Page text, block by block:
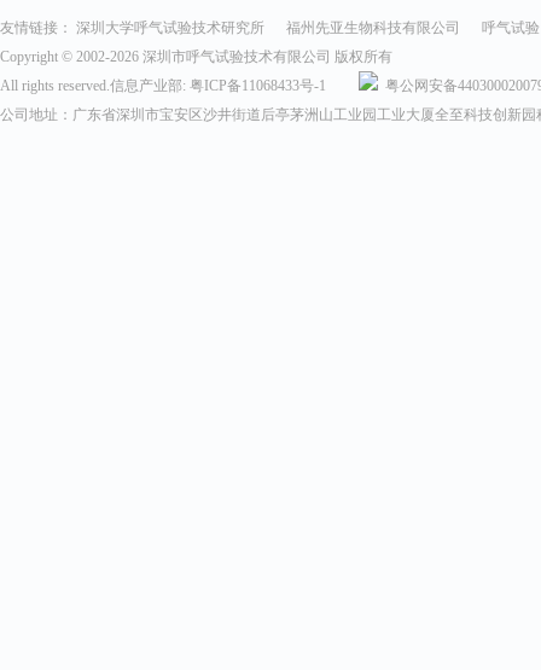
友情链接： 深圳大学呼气试验技术研究所 福州先亚生物科技有限公司
呼气试
Copyright © 2002-2026 深圳市呼气试验技术有限公司 版权所有
All rights reserved.信息产业部: 粤ICP备11068433号-1
粤公网安备
公司地址：广东省深圳市宝安区沙井街道后亭茅洲山工业园工业大厦全至科技创新园